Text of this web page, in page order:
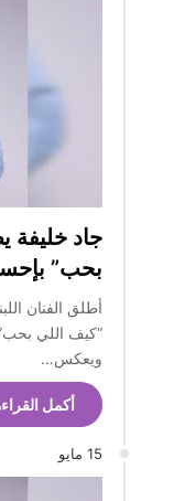
جاد خليفة
بحب”
أطلق الفنان
“كيف اللي
ويعكس…
أكمل
15 مايو